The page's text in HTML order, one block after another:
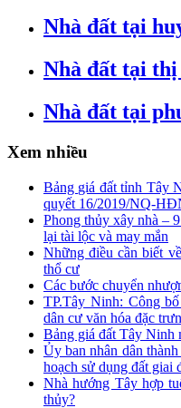
Nhà đất tại
Nhà đất tại
Nhà đất tại
Xem nhiều
Bảng giá đất tỉnh Tây
quyết 16/2019/NQ-
Phong thủy xây nhà –
lại tài lộc và may mắn
Những điều cần biết
thổ cư
Các bước chuyển
TP.Tây Ninh: Công
dân cư văn hóa đặc
Bảng giá đất Tây Ninh
Ủy ban nhân dân
hoạch sử dụng đất giai
Nhà hướng Tây hợp
thủy?